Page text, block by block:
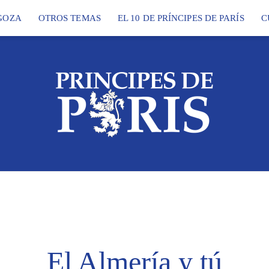
OTROS TEMAS EL 10 DE PRÍNCIPES DE PARÍS
El Almería y tú